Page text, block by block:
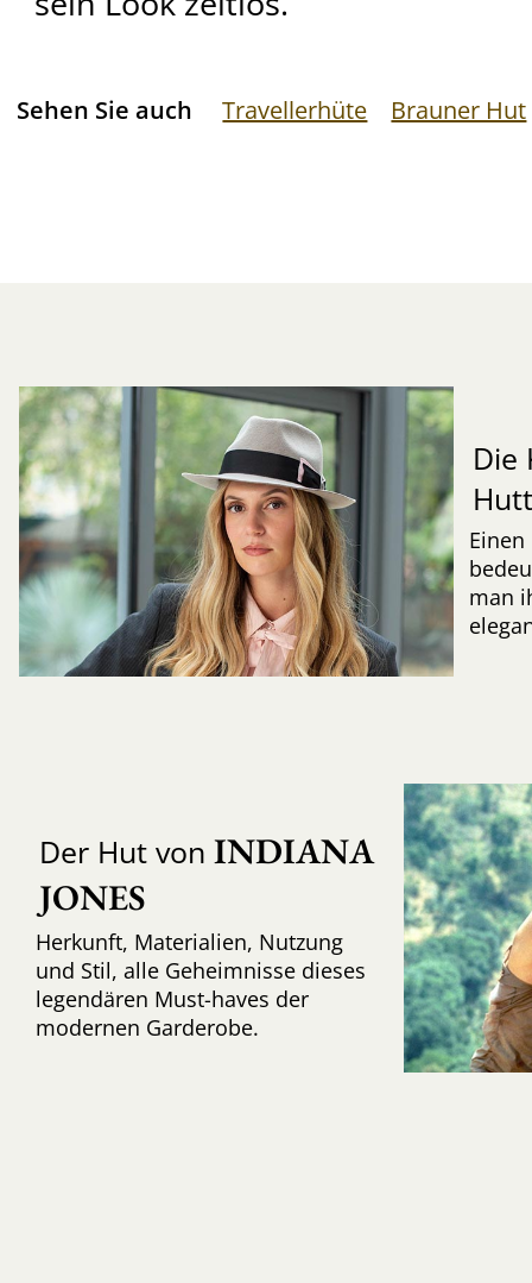
Sehen Sie auch Travellerhüte Brauner Hut
Die
man
Der Hut von INDIANA
JONES
Herkunft, Materialien, Nutzung
und Stil, alle Geheimnisse dieses
legendären Must-haves der
modernen Garderobe.